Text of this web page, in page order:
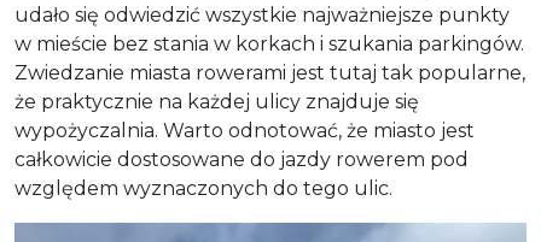
udało się odwiedzić wszystkie najważniejsze punkty
w mieście bez stania w korkach i szukania parkingów.
Zwiedzanie miasta rowerami jest tutaj tak popularne,
że praktycznie na każdej ulicy znajduje się
wypożyczalnia. Warto odnotować, że miasto jest
całkowicie dostosowane do jazdy rowerem pod
względem wyznaczonych do tego ulic.